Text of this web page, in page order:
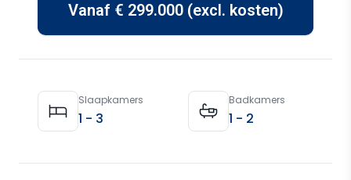
Vanaf € 299.000 (excl. kosten)
Property Details
Slaapkamers
1 - 3
Badkamers
1 - 2